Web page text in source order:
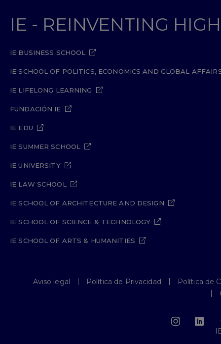
IE - REINVENTING
IE BUSINESS SCHOOL
IE SCHOOL OF POLITICS, ECONOMICS AND GLOBAL
IE LIFELONG LEARNING
FUNDACIÓN IE
IE EDU
IE SUMMER SCHOOL
IE UNIVERSITY
IE LAW SCHOOL
IE SCHOOL OF ARCHITECTURE AND DESIGN
IE SCHOOL OF SCIENCE & TECHNOLOGY
IE SCHOOL OF ARTS & HUMANITIES
Aviso legal Política de Privacidad
Política de